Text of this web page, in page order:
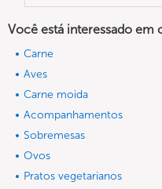
Você está interessado em
Carne
Aves
Carne moida
Acompanhamentos
Sobremesas
Ovos
Pratos vegetarianos